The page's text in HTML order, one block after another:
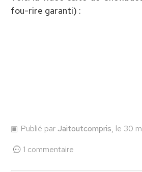
fou-rire garanti) :
Publié parJaitoutcompris, le 30
1 commentaire